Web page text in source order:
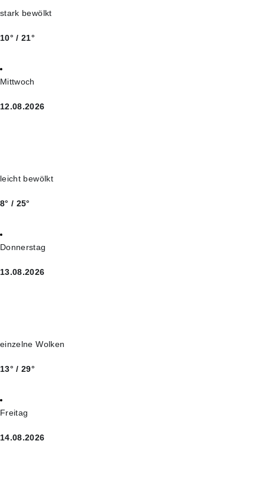
stark bewölkt
10° / 21°
Mittwoch
12.08.2026
leicht bewölkt
8° / 25°
Donnerstag
13.08.2026
einzelne Wolken
13° / 29°
Freitag
14.08.2026